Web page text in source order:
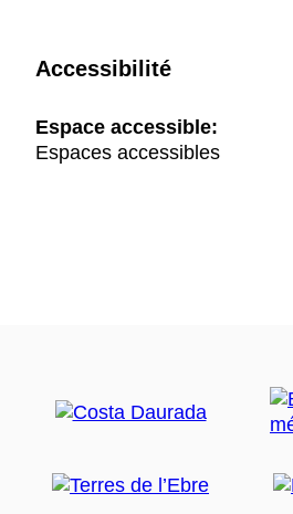
Accessibilité
Espace accessible:
Espaces accessibles